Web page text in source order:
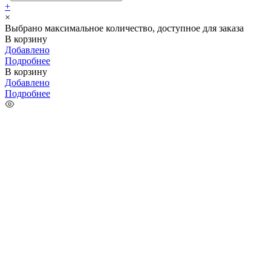
+
×
Выбрано максимальное количество, доступное для заказа
В корзину
Добавлено
Подробнее
В корзину
Добавлено
Подробнее